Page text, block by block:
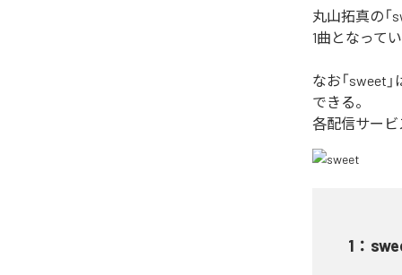
丸山拓真の「
1曲となって
なお「sweet
できる。
各配信サービ
1 ：